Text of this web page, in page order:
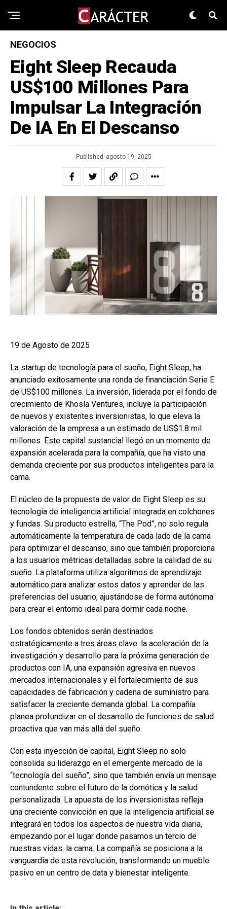
NEGOCIOS
Eight Sleep Recauda
US$100 Millones Para
Impulsar La Integración
De IA En El Descanso
Published agosto 19, 2025
19 de Agosto de 2025
La startup de tecnología para el sueño, Eight Sleep, ha
anunciado exitosamente una ronda de financiación Serie E
de US$100 millones. La inversión, liderada por el fondo de
crecimiento de Khosla Ventures, incluye la participación
de nuevos y existentes inversionistas, lo que eleva la
valoración de la empresa a un estimado de US$1.8 mil
millones. Este capital sustancial llegó en un momento de
expansión acelerada para la compañía, que ha visto una
demanda creciente por sus productos inteligentes para la
cama.
El núcleo de la propuesta de valor de Eight Sleep es su
tecnología de inteligencia artificial integrada en colchones
y fundas. Su producto estrella, “The Pod”, no solo regula
automáticamente la temperatura de cada lado de la cama
para optimizar el descanso, sino que también proporciona
a los usuarios métricas detalladas sobre la calidad de su
sueño. La plataforma utiliza algoritmos de aprendizaje
automático para analizar estos datos y aprender de las
preferencias del usuario, ajustándose de forma autónoma
para crear el entorno ideal para dormir cada noche.
Los fondos obtenidos serán destinados
estratégicamente a tres áreas clave: la aceleración de la
investigación y desarrollo para la próxima generación de
productos con IA, una expansión agresiva en nuevos
mercados internacionales y el fortalecimiento de sus
capacidades de fabricación y cadena de suministro para
satisfacer la creciente demanda global. La compañía
planea profundizar en el desarrollo de funciones de salud
proactiva que van más allá del sueño.
Con esta inyección de capital, Eight Sleep no solo
consolida su liderazgo en el emergente mercado de la
“tecnología del sueño”, sino que también envía un mensaje
contundente sobre el futuro de la domótica y la salud
personalizada. La apuesta de los inversionistas refleja
una creciente convicción en que la inteligencia artificial se
integrará en todos los aspectos de nuestra vida diaria,
empezando por el lugar donde pasamos un tercio de
nuestras vidas: la cama. La compañía se posiciona a la
vanguardia de esta revolución, transformando un mueble
pasivo en un centro de data y bienestar inteligente.